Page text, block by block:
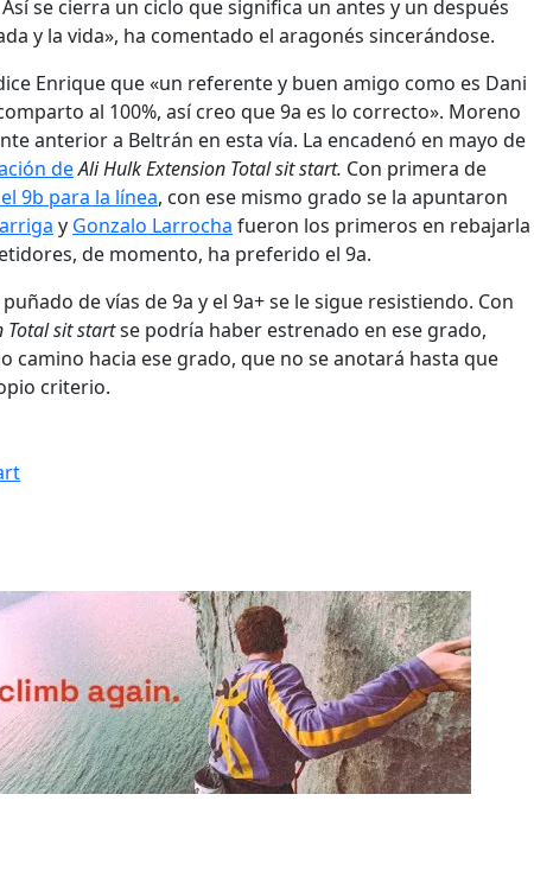
se cierra un ciclo que significa un antes y un después
y la vida», ha comentado el aragonés sincerándose.
Enrique que «un referente y buen amigo como es Dani
al 100%, así creo que 9a es lo correcto». Moreno
anterior a Beltrán en esta vía. La encadenó en mayo de
deAli Hulk Extension Total sit start. Con primera de
9b para la línea, con ese mismo grado se la apuntaron
y Gonzalo Larrocha fueron los primeros en rebajarla
de momento, ha preferido el 9a.
de vías de 9a y el 9a+ se le sigue resistiendo. Con
Total sit startse podría haber estrenado en ese grado,
camino hacia ese grado, que no se anotará hasta que
criterio.